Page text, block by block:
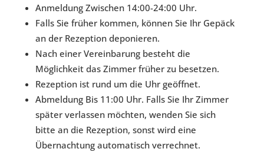
Anmeldung Zwischen 14:00-24:00 Uhr.
Falls Sie früher kommen, können Sie Ihr Gepäck
an der Rezeption deponieren.
Nach einer Vereinbarung besteht die
Möglichkeit das Zimmer früher zu besetzen.
Rezeption ist rund um die Uhr geöffnet.
Abmeldung Bis 11:00 Uhr. Falls Sie Ihr Zimmer
später verlassen möchten, wenden Sie sich
bitte an die Rezeption, sonst wird eine
Übernachtung automatisch verrechnet.